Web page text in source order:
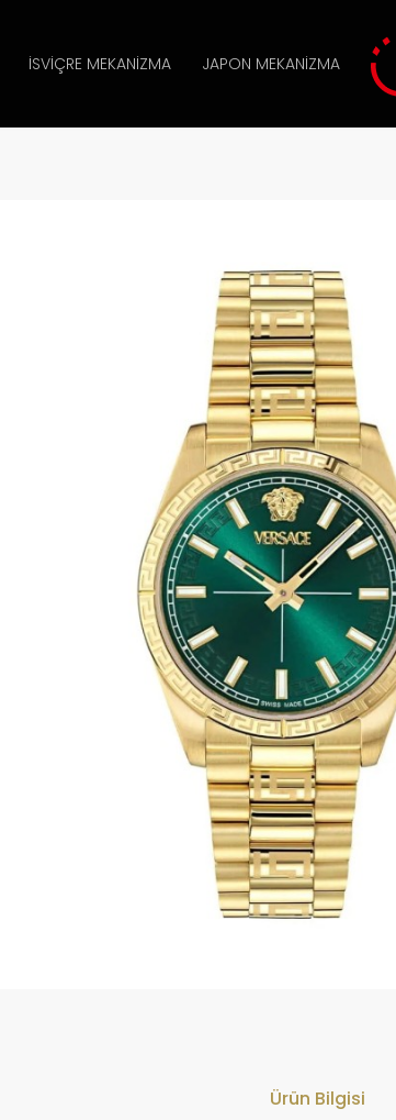
İSVIÇRE MEKANIZMA JAPON MEKANIZMA
Ürün Bilgisi